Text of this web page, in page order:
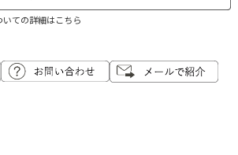
ての詳細はこちら